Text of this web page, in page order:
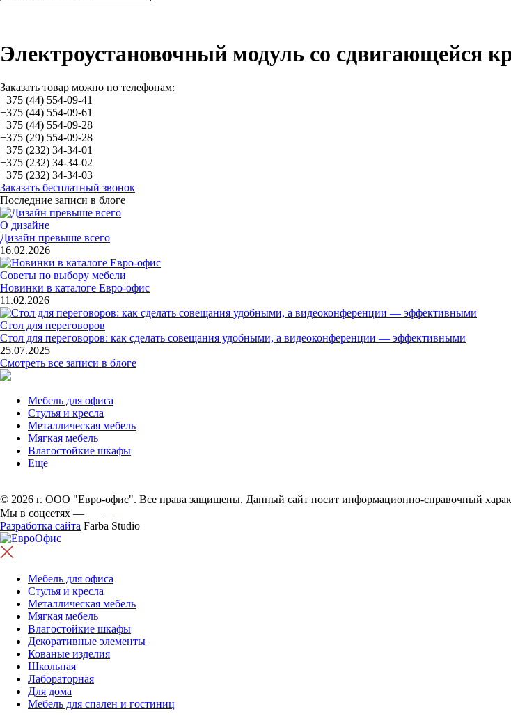
Электроустановочный модуль со сдвигающейся
Заказать товар можно по телефонам:
+375 (44) 554-09-41
+375 (44) 554-09-61
+375 (44) 554-09-28
+375 (29) 554-09-28
+375 (232) 34-34-01
+375 (232) 34-34-02
+375 (232) 34-34-03
Заказать бесплатный звонок
Последние записи в блоге
О дизайне
Дизайн превыше всего
16.02.2026
Советы по выбору мебели
Новинки в каталоге Евро-офис
11.02.2026
Стол для переговоров
Стол для переговоров: как сделать совещания удобными, а видеоконференции — эффективными
25.07.2025
Смотреть все записи в блоге
Мебель для офиса
Стулья и кресла
Металлическая мебель
Мягкая мебель
Влагостойкие шкафы
Еще
© 2026 г. ООО "Евро-офис". Все права защищены. Данный сайт носит информационно-справочный
Мы в соцсетях —
Разработка сайта Farba Studio
Мебель для офиса
Стулья и кресла
Металлическая мебель
Мягкая мебель
Влагостойкие шкафы
Декоративные элементы
Кованые изделия
Школьная
Лабораторная
Для дома
Мебель для спален и гостиниц